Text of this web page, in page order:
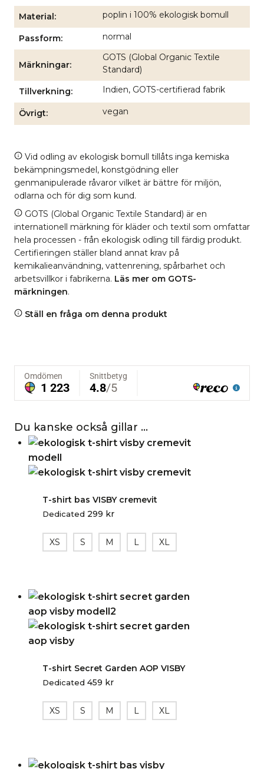
Material poplin i 100% ekologisk bomull
Passform normal
Märkningar
GOTS (Global Organic Textile
Standard)
Tillverkning Indien, GOTS-certifierad fabrik
Övrigt vegan
Vid odling av ekologisk bomull tillåts inga kemiska
bekämpningsmedel, konstgödning eller
genmanipulerade råvaror vilket är bättre för miljön,
odlarna och för dig som kund.
GOTS (Global Organic Textile Standard) är en
internationell märkning för kläder och textil som omfattar
hela processen - från ekologisk odling till färdig produkt.
Certifieringen ställer bland annat krav på
kemikalieanvändning, vattenrening, spårbarhet och
arbetsvillkor i fabrikerna. Läs mer om GOTS-
märkningen.
Ställ en fråga om denna produkt
Du kanske också gillar …
T-shirt bas VISBY cremevit
Dedicated 299 kr
XS S M L XL
T-shirt Secret Garden AOP VISBY
Dedicated 459 kr
XS S M L XL